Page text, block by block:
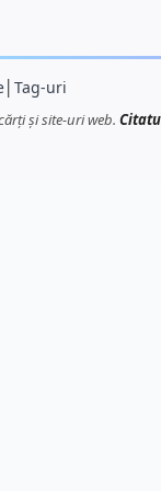
│ Tag-uri
și site-uri web.